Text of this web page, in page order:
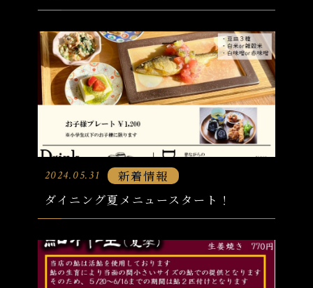
2024.05.31
新着情報
ダイニング夏メニュースタート！